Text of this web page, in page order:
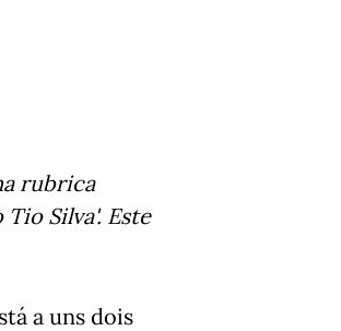
rubrica
Silva'. Este
a uns dois